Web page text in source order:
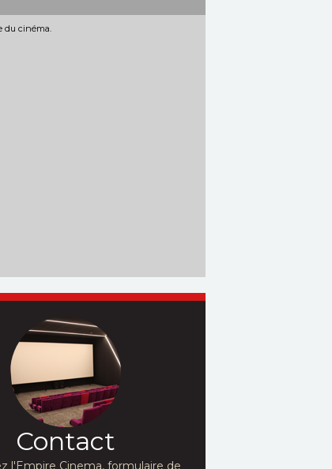
du cinéma.
Contact
l'Empire Cinema, formulaire de